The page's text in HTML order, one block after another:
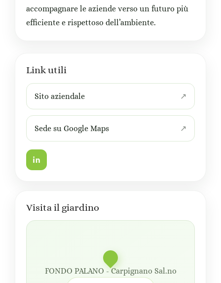
accompagnare le aziende verso un futuro più
efficiente e rispettoso dell’ambiente.
Link utili
Sito aziendale
Sede su Google Maps
Visita il giardino
FONDO PALANO - Carpignano Sal.no